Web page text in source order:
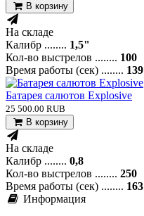
В корзину
На складе
Калибр ........ 1,5"
Кол-во выстрелов ........ 100
Время работы (сек) ........ 139
Батарея салютов Explosive
25 500.00 RUB
В корзину
На складе
Калибр ........ 0,8
Кол-во выстрелов ........ 250
Время работы (сек) ........ 163
Информация